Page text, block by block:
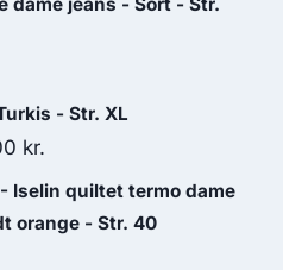
- Str. XL
kr..
kr.
price
is:
Iselin quiltet termo dame
orange - Str. 40